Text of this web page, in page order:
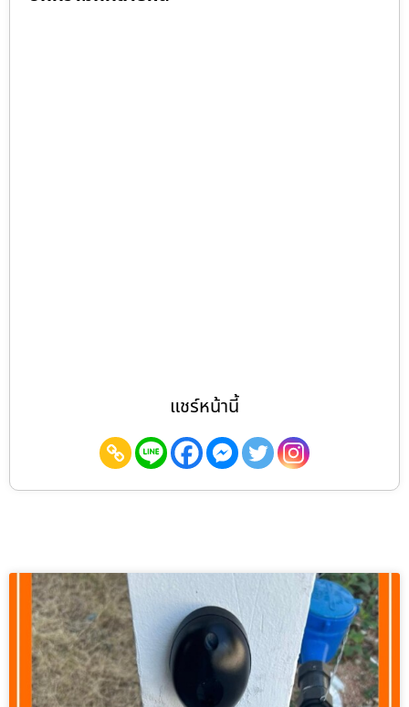
แชร์หน้านี้